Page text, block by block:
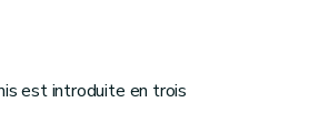
est introduite en trois